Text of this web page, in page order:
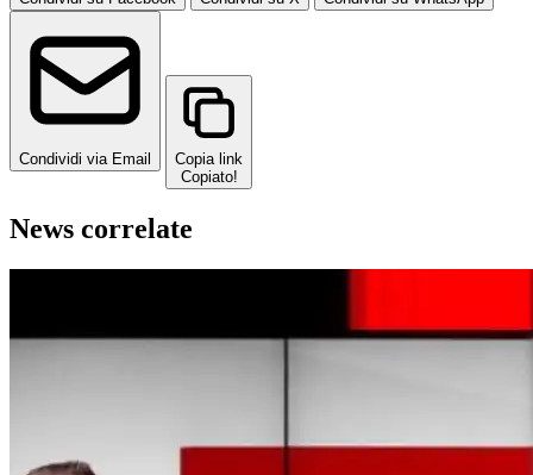
Condividi via Email
Copia link
Copiato!
News correlate